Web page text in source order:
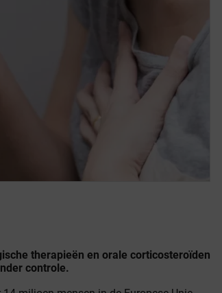
therapieën en orale corticosteroïden
controle.